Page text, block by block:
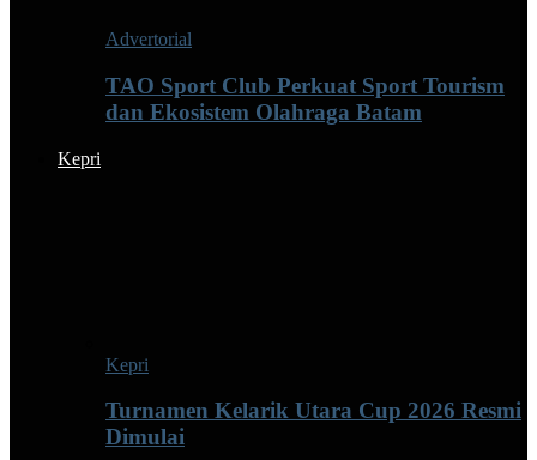
Advertorial
TAO Sport Club Perkuat Sport Tourism
dan Ekosistem Olahraga Batam
Kepri
Kepri
Turnamen Kelarik Utara Cup 2026 Resmi
Dimulai